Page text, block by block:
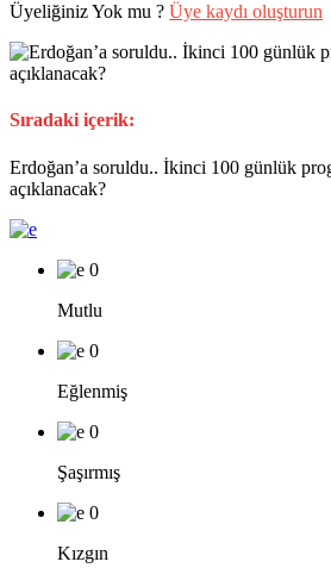
Üyeliğiniz Yok mu ? Üye kaydı oluşturun
Sıradaki içerik:
Erdoğan’a soruldu.. İkinci 100 günlük
açıklanacak?
0
Mutlu
0
Eğlenmiş
0
Şaşırmış
0
Kızgın